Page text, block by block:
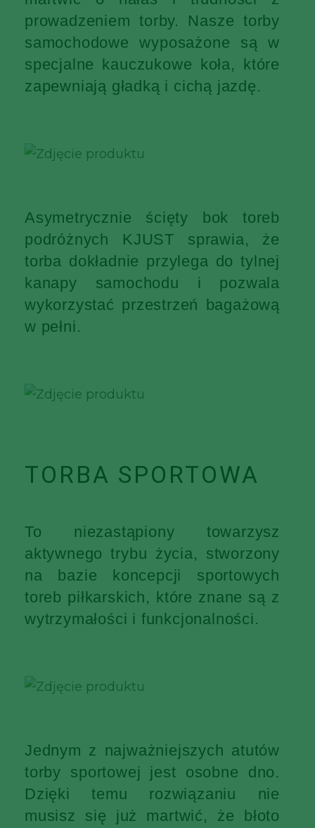
prowadzeniem torby. Nasze torby
samochodowe wyposażone są w
specjalne kauczukowe koła, które
zapewniają gładką i cichą jazdę.
Asymetrycznie ścięty bok toreb
podróżnych KJUST sprawia, że
torba dokładnie przylega do tylnej
kanapy samochodu i pozwala
wykorzystać przestrzeń bagażową
w pełni.
TORBA SPORTOWA
To niezastąpiony towarzysz
aktywnego trybu życia, stworzony
na bazie koncepcji sportowych
toreb piłkarskich, które znane są z
wytrzymałości i funkcjonalności.
Jednym z najważniejszych atutów
torby sportowej jest osobne dno.
Dzięki temu rozwiązaniu nie
musisz się już martwić, że błoto